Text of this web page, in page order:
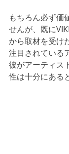
もちろん必ず価
せんが、既に
から取材を受け
注目されている
彼がアーティス
性は十分にある